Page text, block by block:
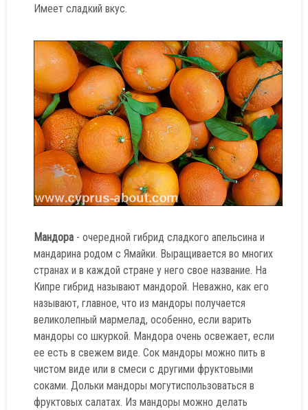
Имеет сладкий вкус.
Мандора - очередной гибрид сладкого апельсина и
мандарина родом с Ямайки. Выращивается во многих
странах и в каждой стране у него свое название. На
Кипре гибрид называют мандорой. Неважно, как его
называют, главное, что из мандоры получается
великолепный мармелад, особенно, если варить
мандоры со шкуркой. Мандора очень освежает, если
ее есть в свежем виде. Сок мандоры можно пить в
чистом виде или в смеси с другими фруктовыми
соками. Дольки мандоры могутиспользоваться в
фруктовых салатах. Из мандоры можно делать